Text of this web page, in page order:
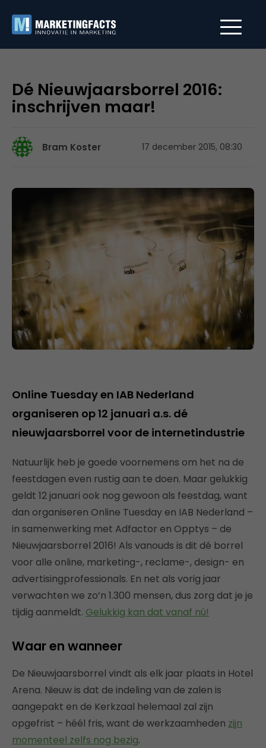
Dé Nieuwjaarsborrel 2016:
inschrijven maar!
Bram Koster 17 december 2015, 08:30
Online Tuesday en IAB Nederland
organiseren op 12 januari a.s. dé
nieuwjaarsborrel voor de internetindustrie
Natuurlijk heb je goede voornemens om het na de
feestdagen even rustig aan te doen. Maar gelukkig
geldt 12 januari ook nog gewoon als feestdag, want
dan organiseren Online Tuesday en IAB Nederland –
in samenwerking met Adfactor en Opptys – de
Nieuwjaarsborrel 2016! Als vanouds is dit dé borrel
voor alle online, marketing-, reclame-, design- en
advertisingprofessionals. En net als vorig jaar
verwachten we zo’n 1.300 mensen, dus zorg dat je je
tijdig aanmeldt. Gelukkig kan dat vanaf nú!
Waar en wanneer
De Nieuwjaarsborrel vindt als elk jaar plaats in Hotel
Arena. Nieuw is dat de indeling van de zalen is
aangepakt en de Kerkzaal helemaal zal zijn
opgefrist – héél fris, want de werkzaamheden zijn
momenteel zelfs nog bezig.